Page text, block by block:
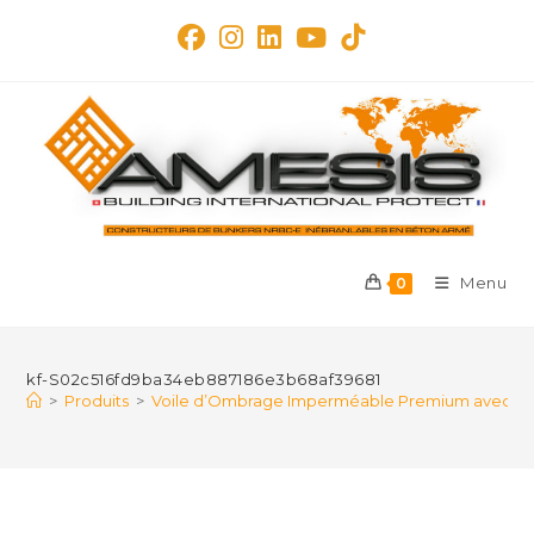
0 Menu
kf-S02c516fd9ba34eb887186e3b68af39681
> Produits > Voile d’Ombrage Imperméable Premium avec